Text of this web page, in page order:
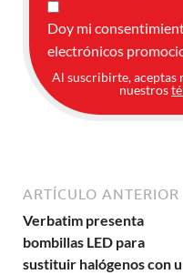
Doy mi
electrónicos
Al suscribirte, aceptas
nuestros
ARTÍCULO ANTERIOR
Verbatim presenta
bombillas LED para
sustituir halógenos con